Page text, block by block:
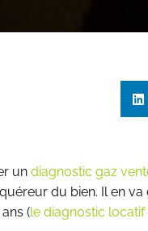
un diagnostic gaz
du bien. Il en
(le diagnostic locatif